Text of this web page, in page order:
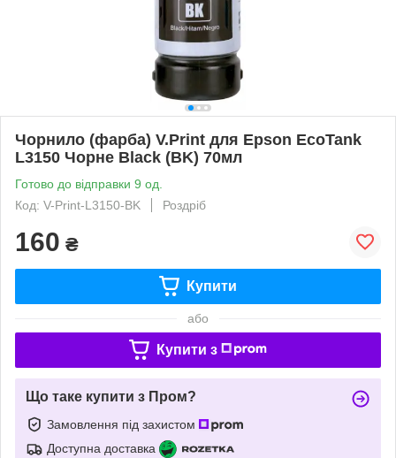
Чорнило (фарба) V.Print для Epson EcoTank
L3150 Чорне Black (BK) 70мл
Готово до відправки 9 од.
Код: V-Print-L3150-BK
Роздріб
160 ₴
Купити
або
Купити з
Що таке купити з Пром?
Замовлення під захистом
Доступна доставка